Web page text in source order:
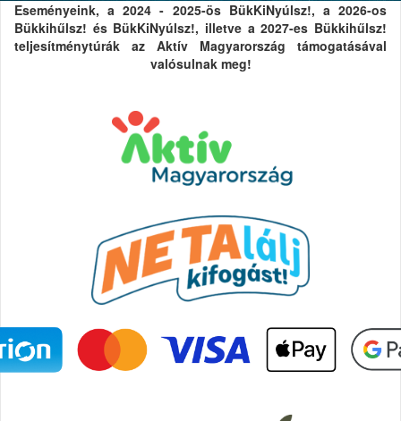
Eseményeink, a 2024 - 2025-ös BükKiNyúlsz!, a 2026-os
Bükkihűlsz! és BükKiNyúlsz!, illetve a 2027-es Bükkihűlsz!
teljesítménytúrák az Aktív Magyarország támogatásával
valósulnak meg!